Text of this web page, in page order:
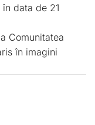
data de 21
Comunitatea
în imagini